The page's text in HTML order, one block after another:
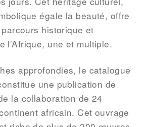
égale la beauté, offre
historique et
l’Afrique, une et multiple.
approfondies, le catalogue
une publication de
la collaboration de 24
africain. Cet ouvrage